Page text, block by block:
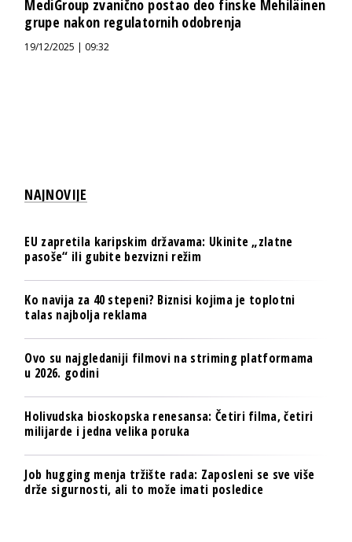
MediGroup zvanično postao deo finske Mehiläinen
grupe nakon regulatornih odobrenja
19/12/2025 | 09:32
NAJNOVIJE
EU zapretila karipskim državama: Ukinite „zlatne
pasoše“ ili gubite bezvizni režim
Ko navija za 40 stepeni? Biznisi kojima je toplotni
talas najbolja reklama
Ovo su najgledaniji filmovi na striming platformama
u 2026. godini
Holivudska bioskopska renesansa: Četiri filma, četiri
milijarde i jedna velika poruka
Job hugging menja tržište rada: Zaposleni se sve više
drže sigurnosti, ali to može imati posledice